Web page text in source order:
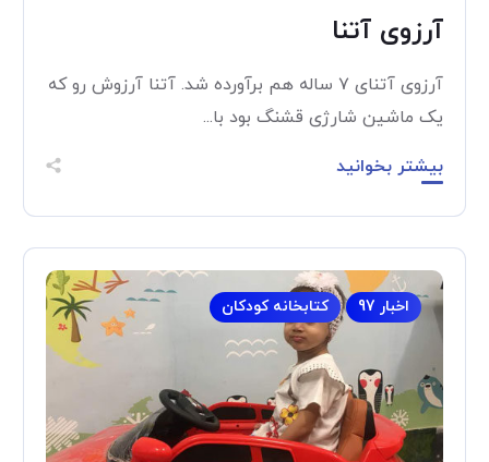
آرزوى آتنا
آرزوى آتنای ۷ ساله هم برآورده شد. آتنا آرزوش رو که
یک ‌ماشین شارژی قشنگ ‌بود با...
بیشتر بخوانید
اخبار 97 کتابخانه کودکان